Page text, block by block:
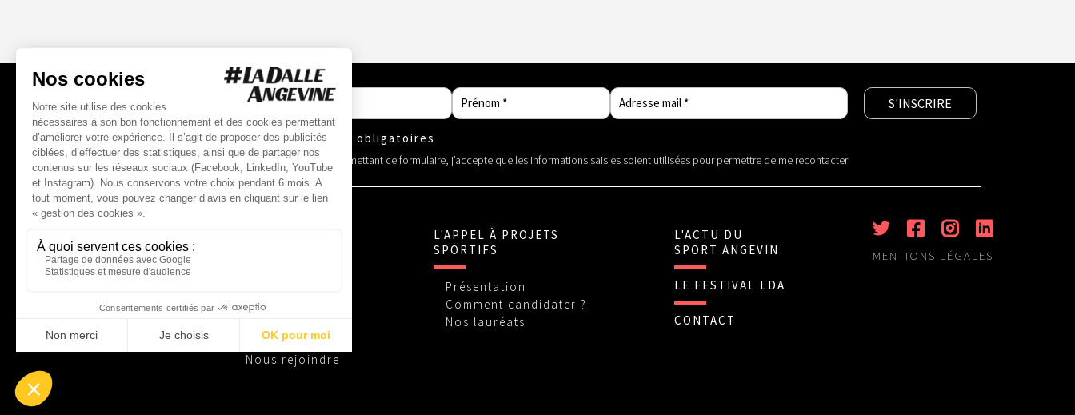
À LA NEWSLETTER
*Champs obligatoires
En soumettant ce formulaire, j’accepte que les informations saisies soient utilisées pour permettre de me recontacter
Nos
Nospartenaires
Nous rejoindre
L'APPEL À PROJETS
SPORTIFS
Présentation
Comment candidater ?
Nos lauréats
L'ACTU DU
SPORT ANGEVIN
LE FESTIVAL LDA
CONTACT
MENTIONS LÉGALES